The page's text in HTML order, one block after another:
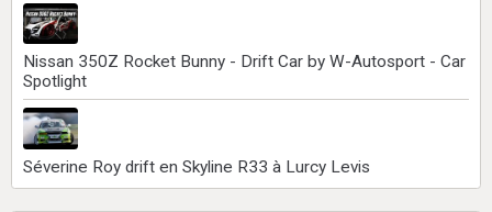
Nissan 350Z Rocket Bunny - Drift Car by W-Autosport - Car
Spotlight
Séverine Roy drift en Skyline R33 à Lurcy Levis